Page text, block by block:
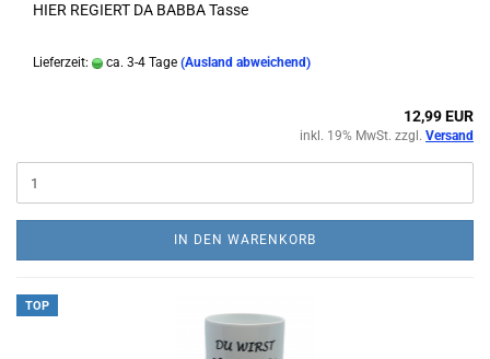
HIER REGIERT DA BABBA Tasse
Lieferzeit: ca. 3-4 Tage (Ausland abweichend)
12,99 EUR
inkl. 19% MwSt. zzgl. Versand
IN DEN WARENKORB
TOP